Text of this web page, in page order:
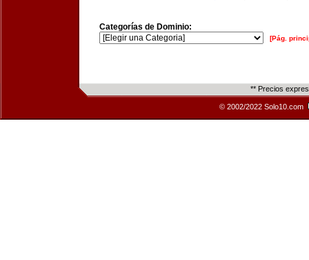
Categorías de Dominio:
[Pág.
** Precios
© 2002/2022 Solo10.com